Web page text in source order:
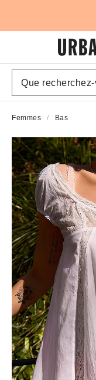
Femmes Bas